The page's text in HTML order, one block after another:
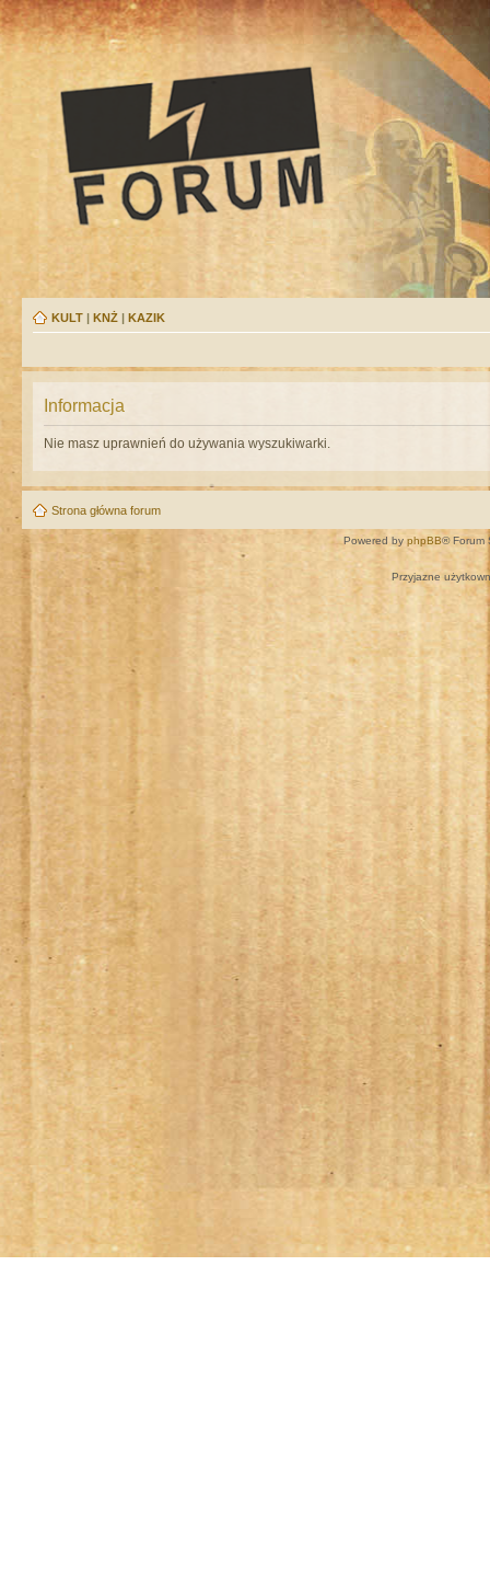
KULT | KNŻ | KAZIK
Informacja
Nie masz uprawnień do używania wyszukiwarki.
Strona główna forum
Powered by phpBB® Forum
Przyjazne